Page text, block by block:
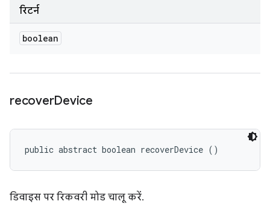
रिटर्न
boolean
recoverDevice
public abstract boolean recoverDevice ()
डिवाइस पर रिकवरी मोड चालू करें.